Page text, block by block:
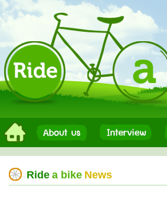
Ride a bike News